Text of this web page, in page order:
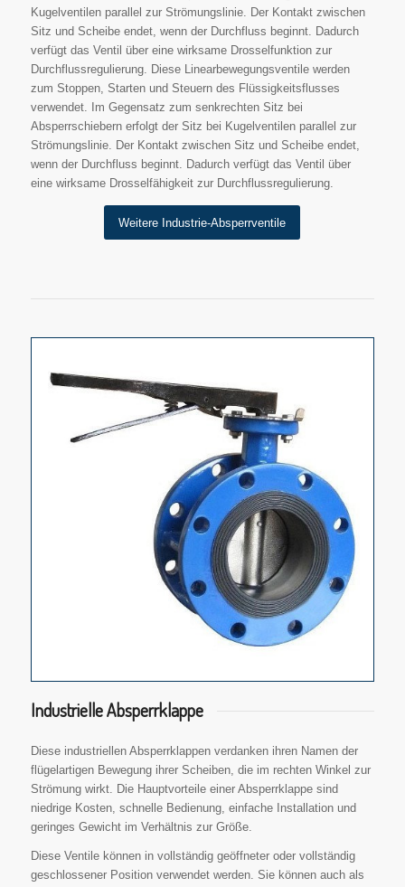
Kugelventilen parallel zur Strömungslinie. Der Kontakt zwischen
Sitz und Scheibe endet, wenn der Durchfluss beginnt. Dadurch
verfügt das Ventil über eine wirksame Drosselfunktion zur
Durchflussregulierung. Diese Linearbewegungsventile werden
zum Stoppen, Starten und Steuern des Flüssigkeitsflusses
verwendet. Im Gegensatz zum senkrechten Sitz bei
Absperrschiebern erfolgt der Sitz bei Kugelventilen parallel zur
Strömungslinie. Der Kontakt zwischen Sitz und Scheibe endet,
wenn der Durchfluss beginnt. Dadurch verfügt das Ventil über
eine wirksame Drosselfähigkeit zur Durchflussregulierung.
Weitere Industrie-Absperrventile
Industrielle Absperrklappe
Diese industriellen Absperrklappen verdanken ihren Namen der
flügelartigen Bewegung ihrer Scheiben, die im rechten Winkel zur
Strömung wirkt. Die Hauptvorteile einer Absperrklappe sind
niedrige Kosten, schnelle Bedienung, einfache Installation und
geringes Gewicht im Verhältnis zur Größe.
Diese Ventile können in vollständig geöffneter oder vollständig
geschlossener Position verwendet werden. Sie können auch als